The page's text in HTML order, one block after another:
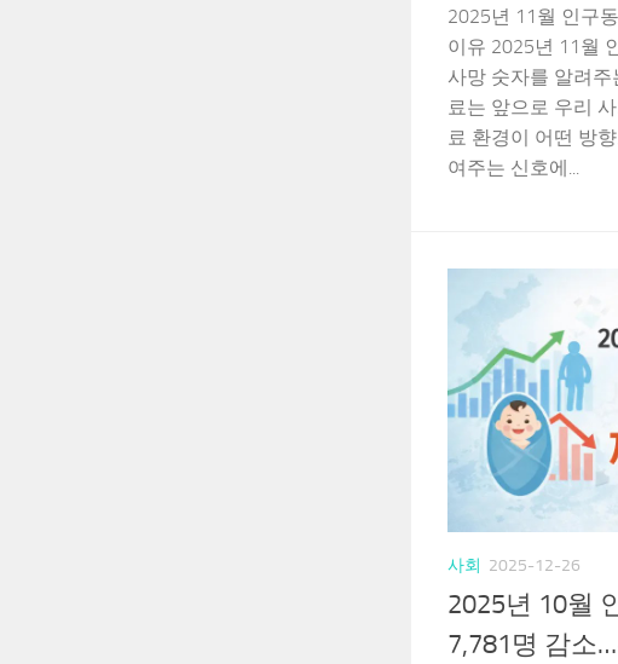
2025년 11월 인구
이유 2025년 11월
사망 숫자를 알려
료는 앞으로 우리
료 환경이 어떤 방
여주는 신호에...
사회 2025-12-26
2025년 10월
7,781명 감소